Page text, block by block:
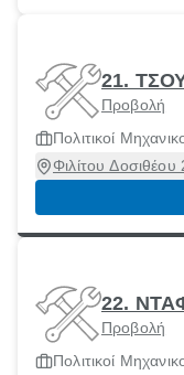
21.
Προβολή
Πολιτικοί
Φιλίτου
22.
Προβολή
Πολιτικοί